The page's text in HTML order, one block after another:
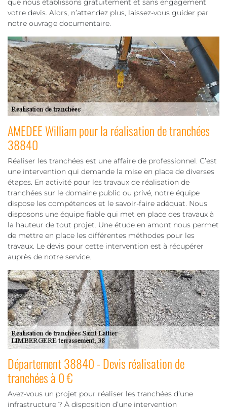
que nous établissons gratuitement et sans engagement
votre devis. Alors, n’attendez plus, laissez-vous guider par
notre ouvrage documentaire.
AMEDEE William pour la réalisation de tranchées
38840
Réaliser les tranchées est une affaire de professionnel. C’est
une intervention qui demande la mise en place de diverses
étapes. En activité pour les travaux de réalisation de
tranchées sur le domaine public ou privé, notre équipe
dispose les compétences et le savoir-faire adéquat. Nous
disposons une équipe fiable qui met en place des travaux à
la hauteur de tout projet. Une étude en amont nous permet
de mettre en place les différentes méthodes pour les
travaux. Le devis pour cette intervention est à récupérer
auprès de notre service.
Département 38840 - Devis réalisation de
tranchées à 0 €
Avez-vous un projet pour réaliser les tranchées d’une
infrastructure ? À disposition d’une intervention